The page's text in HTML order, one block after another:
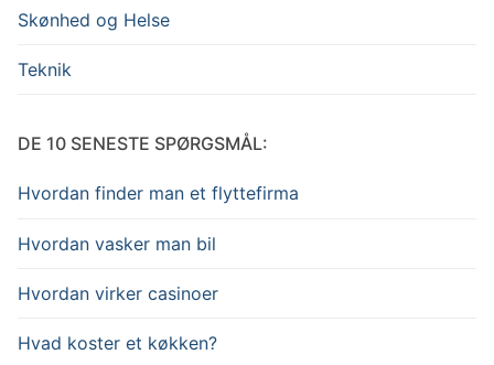
Skønhed og Helse
Teknik
DE 10 SENESTE SPØRGSMÅL:
Hvordan finder man et flyttefirma
Hvordan vasker man bil
Hvordan virker casinoer
Hvad koster et køkken?